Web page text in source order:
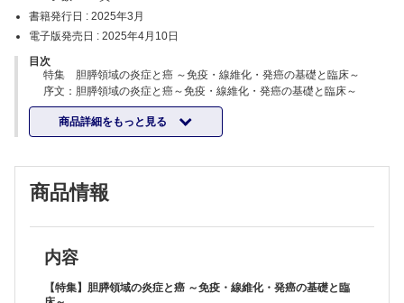
書籍発行日 : 2025年3月
電子版発売日 : 2025年4月10日
目次
特集 胆膵領域の炎症と癌 ～免疫・線維化・発癌の基礎と臨床～
序文：胆膵領域の炎症と癌～免疫・線維化・発癌の基礎と臨床～
廣岡 芳樹
癌免疫の細胞・分子基盤～自然免疫系から獲得免疫系へ～
上羽 悟史
腸内細菌叢と炎症・癌～肝・胆・膵病態への影響～
大谷 直子
膵癌の間質にみられる線維芽細胞の状態多様性とその制御法開発の試み
曹 甫楊ほか
CAF（癌関連線維芽細胞）を標的とした FAPI-PETイメージング
商品詳細をもっと見る
商品情報
内容
【特集】胆膵領域の炎症と癌 ～免疫・線維化・発癌の基礎と臨